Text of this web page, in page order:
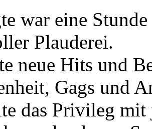
war eine
Plauderei.
neue Hits und
Gags und
das Privileg mit